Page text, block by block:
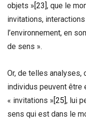
objets »[23], que le
invitations,
l’environnement, en
de sens ».
Or, de telles analyses,
individus peuvent être
« invitations »[25], lui
sens qui est dans le